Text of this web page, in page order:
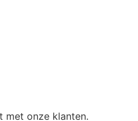
met onze klanten.